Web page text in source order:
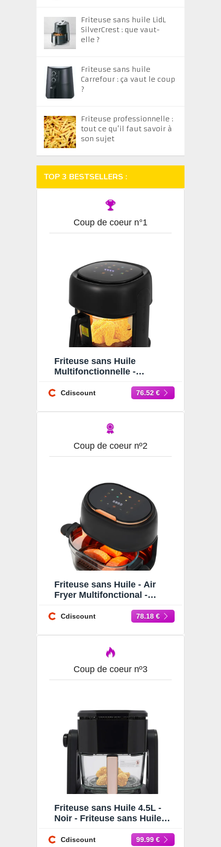
Friteuse sans huile LidL
SilverCrest : que vaut-
elle ?
Friteuse sans huile
Carrefour : ça vaut le coup
?
Friteuse professionnelle :
tout ce qu’il faut savoir à
son sujet
TOP 3 BESTSELLERS :
Coup de coeur n°1
Friteuse sans Huile
Multifonctionnelle -
Friteuse sans Huile 80-190
Cdiscount 76.52 €
Coup de coeur nº2
Friteuse sans Huile - Air
Fryer Multifonctional -
1350W Noir - 60-190 ℃
Cdiscount 78.18 €
Coup de coeur nº3
Friteuse sans Huile 4.5L -
Noir - Friteuse sans Huile
1200W - 150-200 °C -
Cdiscount 99.99 €